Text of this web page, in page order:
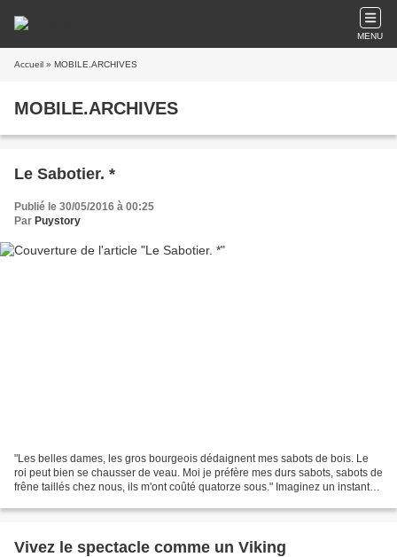
MENU
Accueil » MOBILE.ARCHIVES
MOBILE.ARCHIVES
Le Sabotier. *
Publié le 30/05/2016 à 00:25
Par Puystory
"Les belles dames, les gros bourgeois dédaignent mes sabots de bois. Le
roi peut bien se chausser de veau. Moi je préfère mes durs sabots, sabots de
frêne taillés chez nous, ils m'ont coûté quatorze sous." Imaginez un instant
Vivez le spectacle comme un Viking